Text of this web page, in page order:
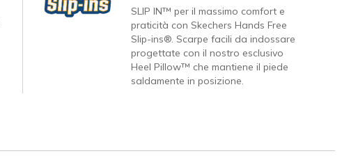
SLIP IN™ per il massimo comfort e
praticità con Skechers Hands Free
Slip-ins®. Scarpe facili da indossare
progettate con il nostro esclusivo
Heel Pillow™ che mantiene il piede
saldamente in posizione.